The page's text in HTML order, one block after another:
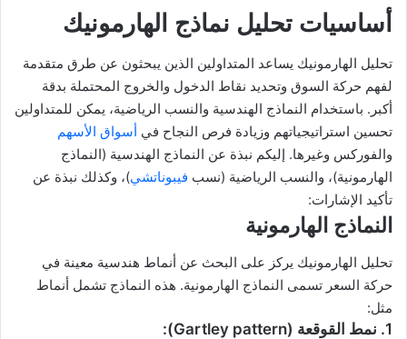
أساسيات تحليل نماذج الهارمونيك
تحليل الهارمونيك يساعد المتداولين الذين يبحثون عن طرق متقدمة
لفهم حركة السوق وتحديد نقاط الدخول والخروج المحتملة بدقة
أكبر. باستخدام النماذج الهندسية والنسب الرياضية، يمكن للمتداولين
تحسين استراتيجياتهم وزيادة فرص النجاح في أسواق الأسهم
والفوركس وغيرها. إليكم نبذة عن النماذج الهندسية (النماذج
الهارمونية)، والنسب الرياضية (نسب فيبوناتشي)، وكذلك نبذة عن
تأكيد الإشارات:
النماذج الهارمونية
تحليل الهارمونيك يركز على البحث عن أنماط هندسية معينة في
حركة السعر تسمى النماذج الهارمونية. هذه النماذج تشمل أنماط
مثل:
1. نمط القوقعة (Gartley pattern):